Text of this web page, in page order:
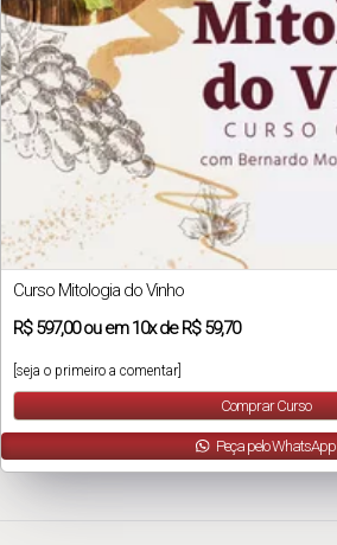
Curso Mitologia do Vinho
R$597,00ou em10xdeR$ 59,70
[seja o primeiro a comentar]
Comprar Curso
Peça pelo WhatsApp